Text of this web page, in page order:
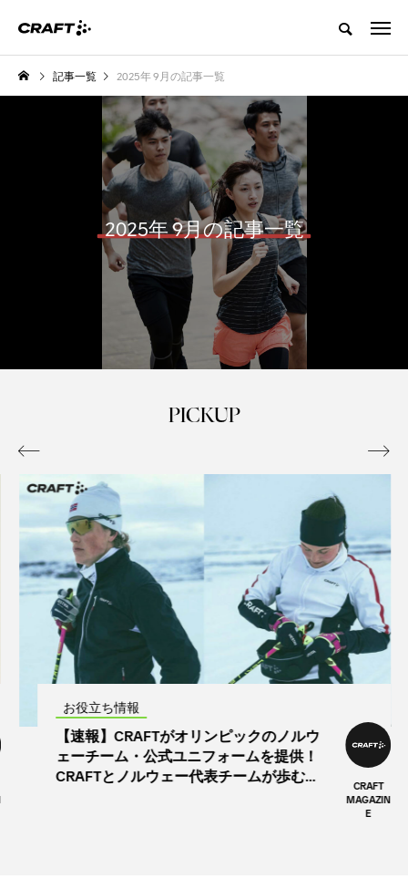
記事一覧 2025年 9月の記事一覧
2025年 9月の記事一覧
PICKUP
お役立ち情報
【速報】CRAFTがオリンピックのノルウ
ェーチーム・公式ユニフォームを提供！
CRAFTとノルウェー代表チームが歩む、
CRAFT
MAGAZIN
E
 